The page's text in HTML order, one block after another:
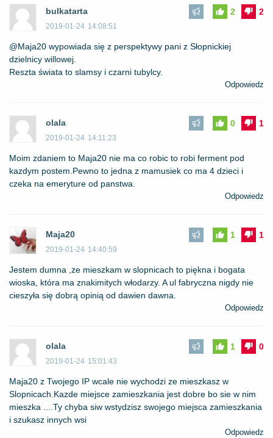
bulkatarta
2019-01-24 14:08:51
2
2
@Maja20 wypowiada się z perspektywy pani z Słopnickiej
dzielnicy willowej.
Reszta świata to slamsy i czarni tubylcy.
Odpowiedz
olala
2019-01-24 14:11:23
1
0
Moim zdaniem to Maja20 nie ma co robic to robi ferment pod
kazdym postem.Pewno to jedna z mamusiek co ma 4 dzieci i
czeka na emeryture od panstwa.
Odpowiedz
Maja20
2019-01-24 14:40:59
1
1
Jestem dumna ,ze mieszkam w slopnicach to piękna i bogata
wioska, która ma znakimitych włodarzy. A ul fabryczna nigdy nie
cieszyła się dobrą opinią od dawien dawna.
Odpowiedz
olala
2019-01-24 15:01:43
0
1
Maja20 z Twojego IP wcale nie wychodzi ze mieszkasz w
Slopnicach.Kazde miejsce zamieszkania jest dobre bo sie w nim
mieszka ....Ty chyba siw wstydzisz swojego miejsca zamieszkania
i szukasz innych wsi
Odpowiedz